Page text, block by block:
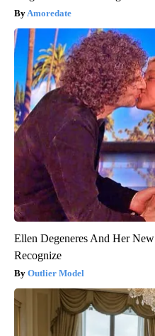
Amoredate
Ellen Degeneres And Her
Recognize
Outlier Model